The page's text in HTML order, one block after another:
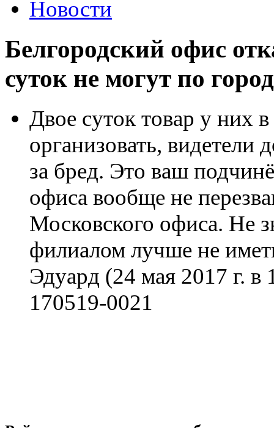
Новости
Белгородский офис
суток не могут по
Двое суток товар у них
организовать, видетели
за бред. Это ваш
офиса вообще не
Московского офиса. Не
филиалом лучше не
Эдуард (24 мая 2017 г. в
170519-0021